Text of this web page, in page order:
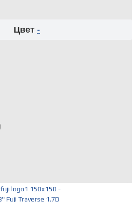
Цвет -